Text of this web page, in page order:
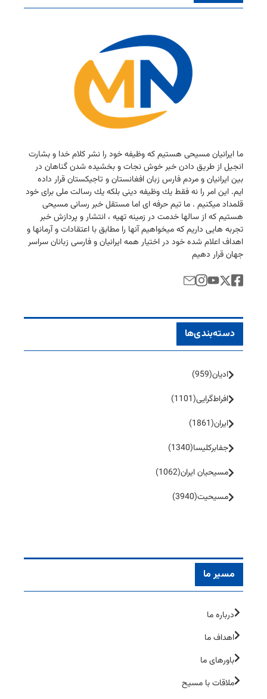
ما ایرانیان مسیحی هستیم كه وظیفه خود را نشر كلام خدا و بشارت
انجیل از طریق دادن خبر خوش نجات و بخشیده شدن گناهان در
بین ایرانیان و مردم فارس زبان افغانستان و تاجیكستان قرار داده
ایم. این امر را نه فقط یك وظیفه دینی بلكه یك رسالت ملی برای خود
قلمداد میكنیم . ما تیم حرفه ای اما مستقل خبر رسانی مسیحی
هستیم كه از سالها خدمت در زمینه تهیه ، انتشار و پردازش خبر
تجربه هایی داریم كه میخواهیم آنها را مطابق با اعتقادات و آرمانها و
اهداف اعلام شده خود در اختیار همه ایرانیان و فارسی زبانان سراسر
جهان قرار دهیم
دسته‌بندی‌ها
ادیان(959)
افراط‌گرایی(1101)
ایران(1861)
جفا‌بر‌کلیسا(1340)
مسیحیان ایران(1062)
مسیحیت(3940)
مسیر ما
درباره ما
اهداف ما
باورهای ما
ملاقات با مسیح